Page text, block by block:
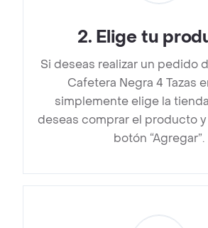
2. Elige tu
Si deseas realizar un pedido
Cafetera Negra 4 Tazas
simplemente elige la
deseas comprar el producto
botón “Agregar”.